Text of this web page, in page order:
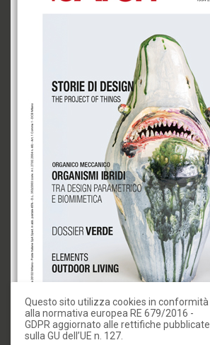
Questo sito utilizza cookies in conformità
alla normativa europea RE 679/2016 -
GDPR aggiornato alle rettifiche pubblicate
sulla GU dell’UE n. 127.